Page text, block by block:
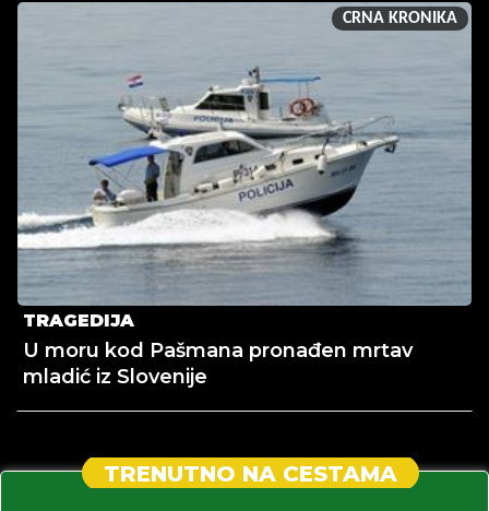
CRNA KRONIKA
TRAGEDIJA
U moru kod Pašmana pronađen mrtav
mladić iz Slovenije
TRENUTNO NA CESTAMA